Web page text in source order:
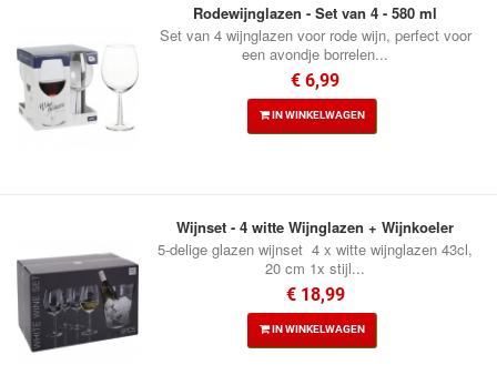
Rodewijnglazen - Set van 4 - 580 ml
Set van 4 wijnglazen voor rode wijn, perfect voor
een avondje borrelen...
€ 6,99
IN WINKELWAGEN
Wijnset - 4 witte Wijnglazen + Wijnkoeler
5-delige glazen wijnset 4 x witte wijnglazen 43cl,
20 cm 1x stijl...
€ 18,99
IN WINKELWAGEN